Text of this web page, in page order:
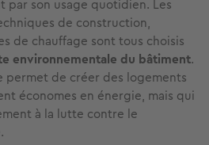
par son usage quotidien. Les
de construction,
de chauffage sont tous choisis
environnementale du bâtiment.
de créer des logements
économes en énergie, mais qui
à la lutte contre le